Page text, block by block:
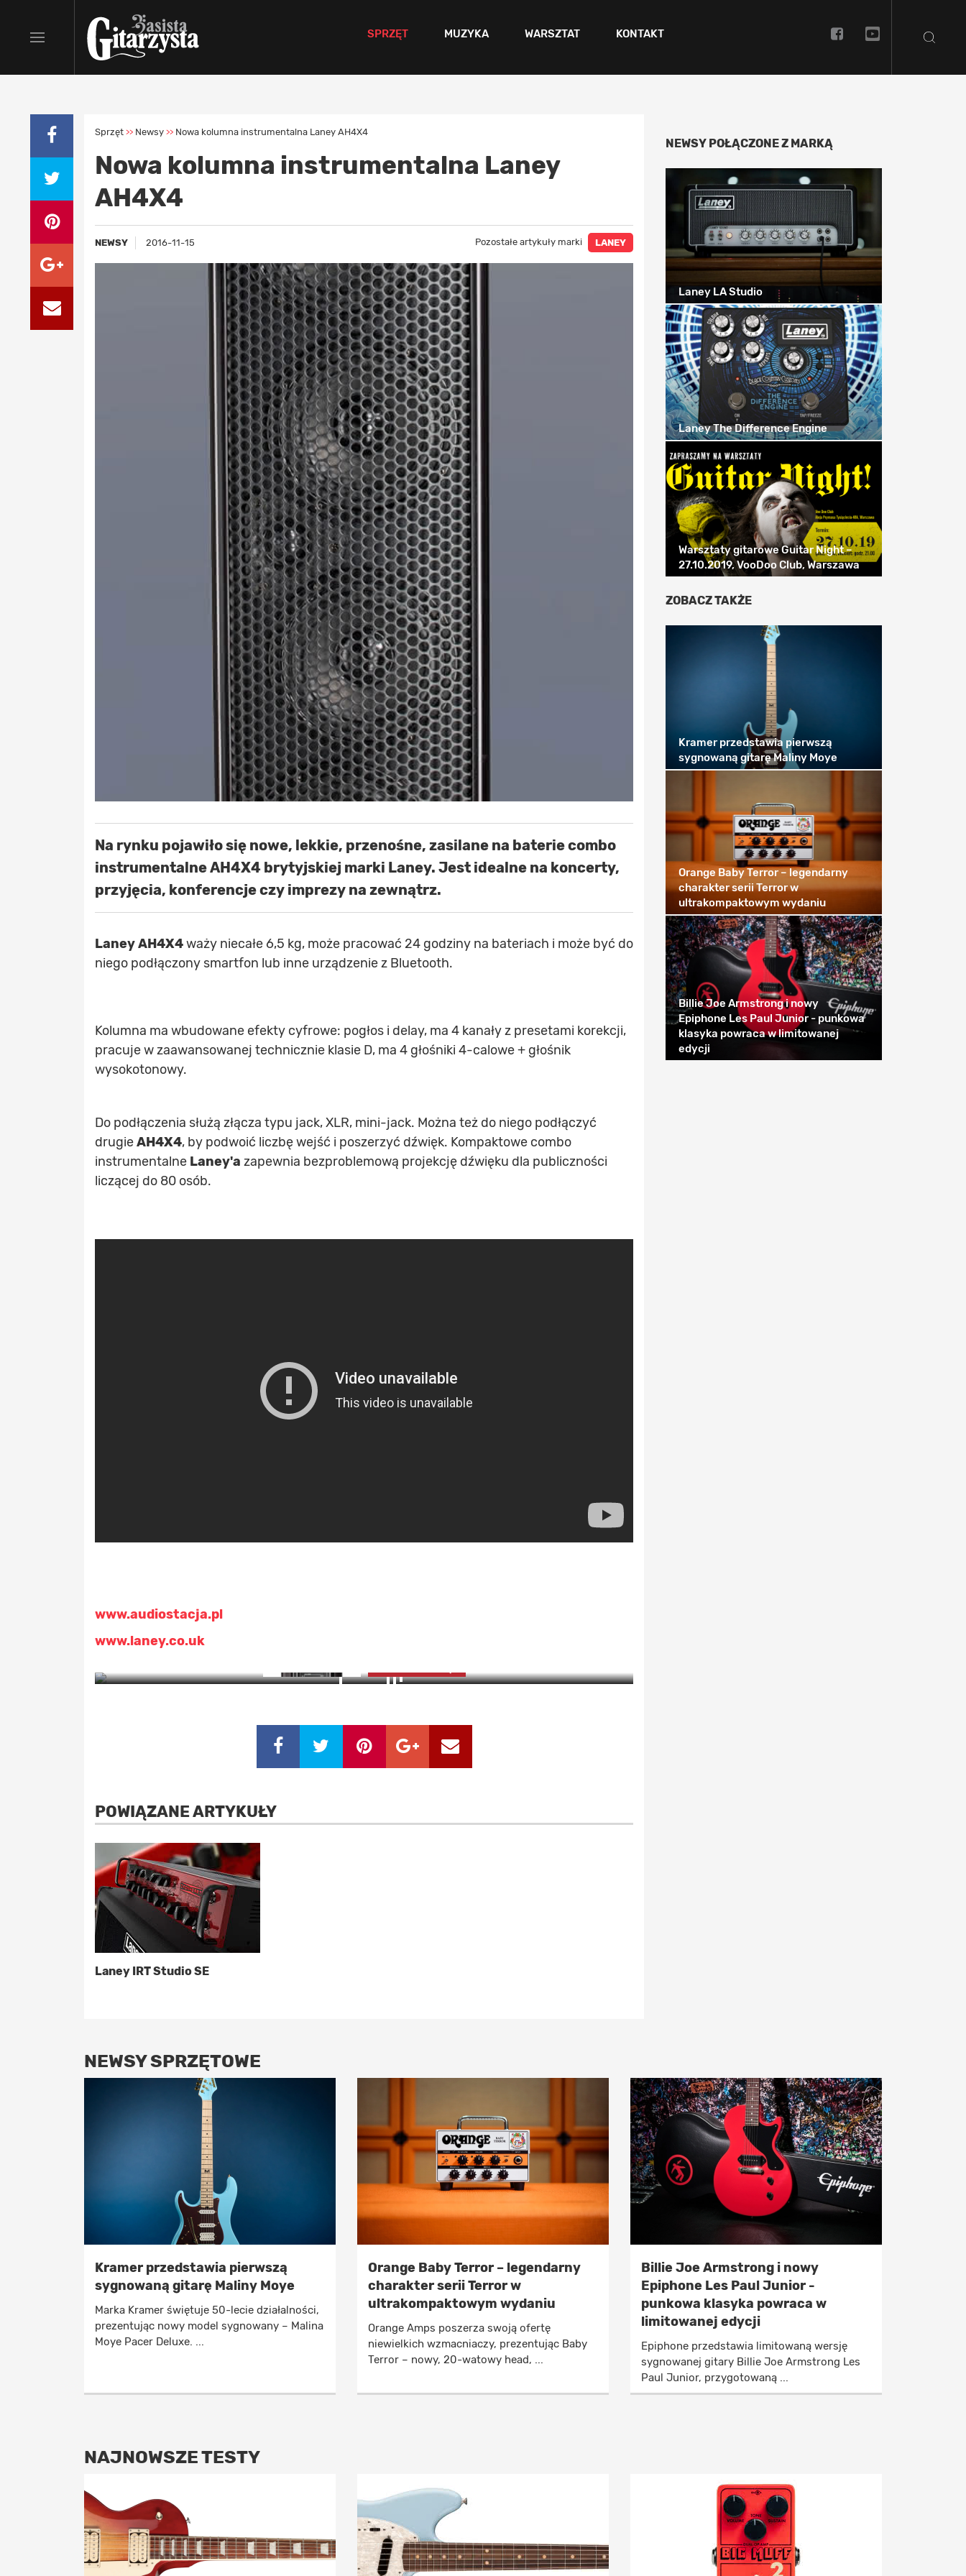
SPRZĘT MUZYKA WARSZTAT KONTAKT
Sprzęt >> Newsy >> Nowa kolumna instrumentalna Laney AH4X4
Nowa kolumna instrumentalna Laney
AH4X4
NEWSY 2016-11-15 Pozostałe artykuły marki LANEY
Na rynku pojawiło się nowe, lekkie, przenośne, zasilane na baterie combo
instrumentalne AH4X4 brytyjskiej marki Laney. Jest idealne na koncerty,
przyjęcia, konferencje czy imprezy na zewnątrz.
Laney AH4X4waży niecałe 6,5 kg, może pracować 24 godziny na bateriach i może być do
niego podłączony smartfon lub inne urządzenie z Bluetooth.
Kolumna ma wbudowane efekty cyfrowe: pogłos i delay, ma 4 kanały z presetami korekcji,
pracuje w zaawansowanej technicznie klasie D, ma 4 głośniki 4-calowe + głośnik
wysokotonowy.
Do podłączenia służą złącza typu jack, XLR, mini-jack. Można też do niego podłączyć
drugieAH4X4, by podwoić liczbę wejść i poszerzyć dźwięk. Kompaktowe combo
instrumentalne Laney'a zapewnia bezproblemową projekcję dźwięku dla publiczności
liczącej do 80 osób.
www.audiostacja.pl
www.laney.co.uk
POWIĄZANE ARTYKUŁY
Laney IRT Studio SE
NEWSY POŁĄCZONE Z MARKĄ
Laney LA Studio
Laney The Difference Engine
Warsztaty gitarowe Guitar Night –
27.10.2019, VooDoo Club, Warszawa
ZOBACZ TAKŻE
Kramer przedstawia pierwszą
sygnowaną gitarę Maliny Moye
Orange Baby Terror – legendarny
charakter serii Terror w
ultrakompaktowym wydaniu
Billie Joe Armstrong i nowy
Epiphone Les Paul Junior - punkowa
klasyka powraca w limitowanej
edycji
NEWSY SPRZĘTOWE
Kramer przedstawia pierwszą
sygnowaną gitarę Maliny Moye
Marka Kramer świętuje 50-lecie działalności,
prezentując nowy model sygnowany – Malina
Moye Pacer Deluxe. ...
Orange Baby Terror – legendarny
charakter serii Terror w
ultrakompaktowym wydaniu
Orange Amps poszerza swoją ofertę
niewielkich wzmacniaczy, prezentując Baby
Terror – nowy, 20-watowy head, ...
Billie Joe Armstrong i nowy
Epiphone Les Paul Junior -
punkowa klasyka powraca w
limitowanej edycji
Epiphone przedstawia limitowaną wersję
sygnowanej gitary Billie Joe Armstrong Les
Paul Junior, przygotowaną ...
NAJNOWSZE TESTY